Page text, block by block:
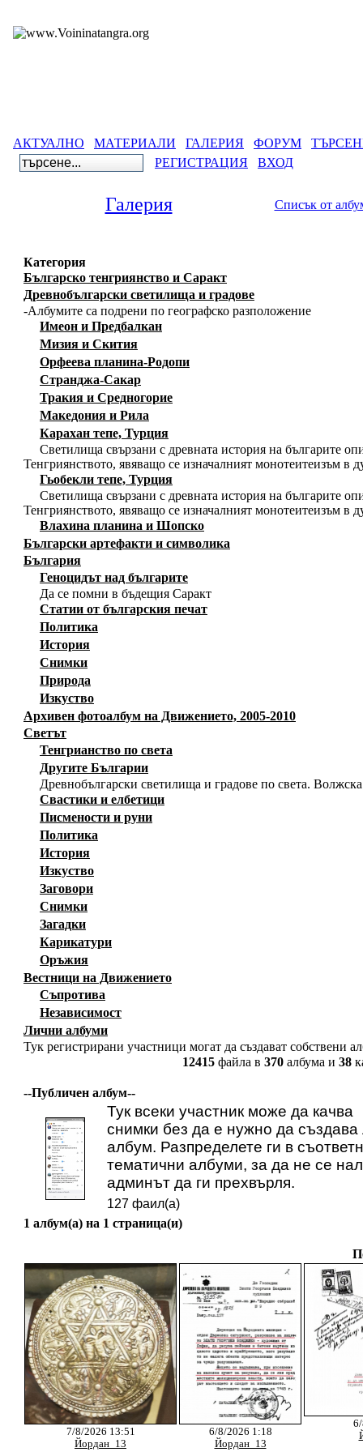
АКТУАЛНО МАТЕРИАЛИ ГАЛЕРИЯ ФОРУМ
РЕГИСТРАЦИЯ
ВХОД
Галерия Списък от
Категория
Българско тенгриянство и Саракт
Древнобългарски светилища и градове
-Албумите са подрени по географско разположение
Имеон и Предбалкан
Мизия и Скития
Орфеева планина-Родопи
Странджа-Сакар
Тракия и Средногорие
Македония и Рила
Карахан тепе, Турция
Светилища свързани с древната история на българите
Тенгриянството, явяващо се изначалният монотеитеизъм в
Гьобекли тепе, Турция
Светилища свързани с древната история на българите
Тенгриянството, явяващо се изначалният монотеитеизъм в
Влахина планина и Шопско
Български артефакти и символика
България
Геноцидът над българите
Да се помни в бъдещия Саракт
Статии от българския печат
Политика
История
Снимки
Природа
Изкуство
Архивен фотоалбум на Движението, 2005-2010
Светът
Тенгрианство по света
Другите Българии
Древнобългарски светилища и градове по света.
Свастики и елбетици
Писмености и руни
Политика
История
Изкуство
Заговори
Снимки
Загадки
Карикатури
Оръжия
Вестници на Движението
Съпротива
Независимост
Лични албуми
Тук регистрирани участници могат да създават собствени
12415файла в 370албума и 38
--Публичен албум--
Тук всеки участник може да качва
снимки без да е нужно да създава
албум. Разпределете ги в
тематични албуми, за да не се
админът да ги прехвърля.
127 фаил(а)
1 албум(а) на 1 страница(и)
7/8/2026 13:51
Йордан_13
6/8/2026 1:18
Йордан_13